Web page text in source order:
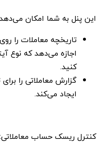
این پنل به شما امکان
تاریخچه معاملات را
اجازه می‌دهد که نوع
کنید.
گزارش معاملاتی را
ایجاد می‌کند.
کنترل ریسک حساب معاملاتی: